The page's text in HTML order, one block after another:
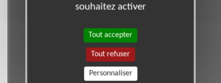
souhaitez activer
Tout accepter
Tout refuser
Personnaliser